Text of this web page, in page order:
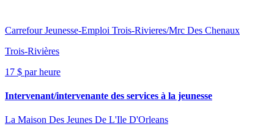
Carrefour Jeunesse-Emploi Trois-Rivieres/Mrc Des Chenaux
Trois-Rivières
17 $ par heure
Intervenant/intervenante des services à la jeunesse
La Maison Des Jeunes De L'Ile D'Orleans